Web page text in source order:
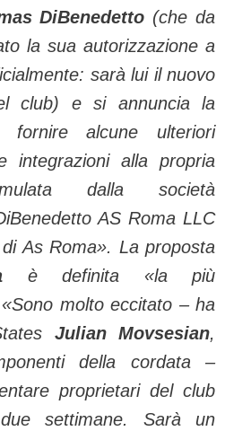
DiBenedetto (che da
la sua autorizzazione a
sarà lui il nuovo
club) e si annuncia la
fornire alcune ulteriori
integrazioni alla propria
dalla società
AS Roma LLC
As Roma». La proposta
è definita «la più
«Sono molto eccitato – ha
Julian Movsesian,
della cordata –
proprietari del club
settimane. Sarà un